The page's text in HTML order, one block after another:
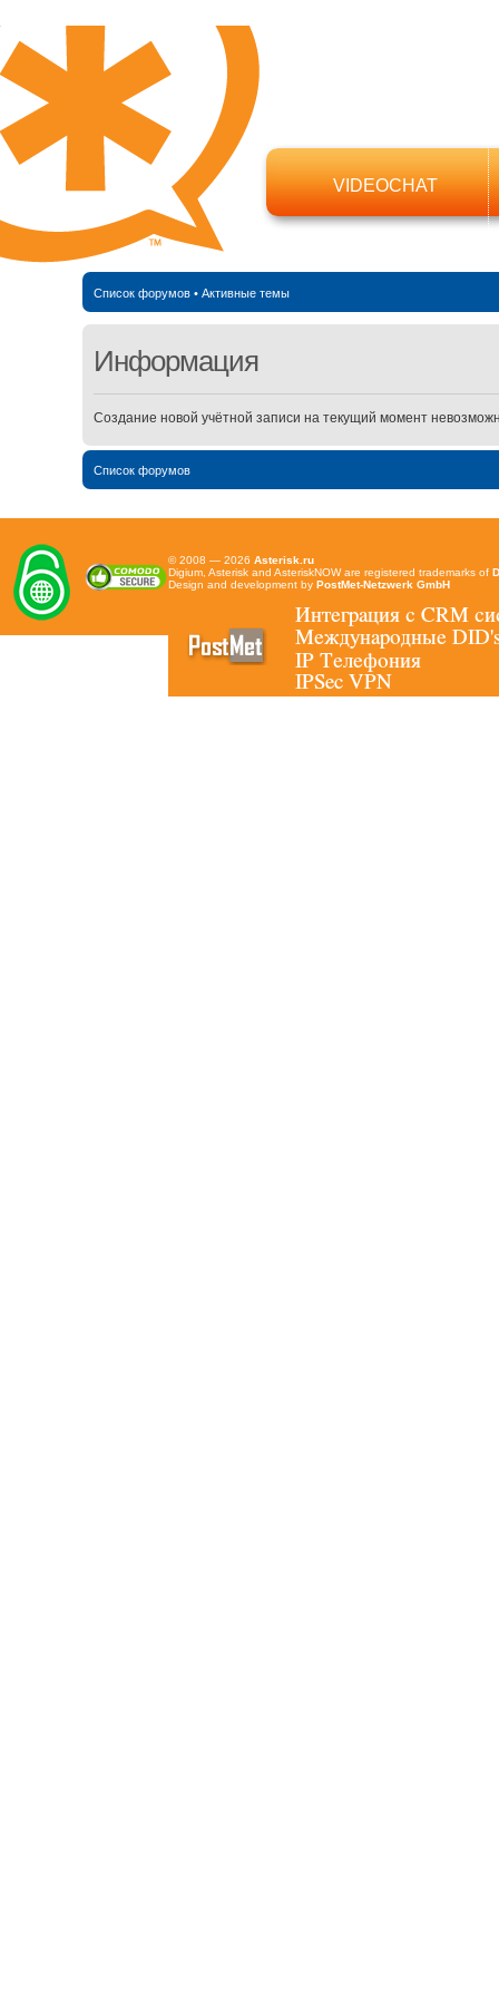
VIDEOCHAT
Список форумов• Активные темы
Информация
Создание новой учётной записи на текущий момент
Список форумов
© 2008 — 2026 Asterisk.ru
Digium, Asterisk and AsteriskNOW are registered trademarks of
Design and development by PostMet-Netzwerk GmbH